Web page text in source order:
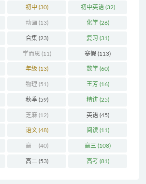
初中 (30) 初中英语(32)
动画 (13) 化学(26)
合集(23) 复习 (31)
学而思 (11) 寒假 (113)
年级 (13) 数学(60)
物理 (51) 王芳(16)
秋季(59) 精讲(25)
芝麻(12) 英语(45)
语文 (48) 阅读(11)
高一(40) 高三 (108)
高二 (53) 高考(81)